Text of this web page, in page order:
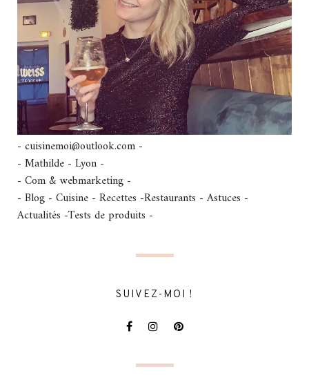
- cuisinemoi@outlook.com -
- Mathilde - Lyon -
- Com & webmarketing -
- Blog - Cuisine - Recettes -Restaurants - Astuces -
Actualités -Tests de produits -
SUIVEZ-MOI !